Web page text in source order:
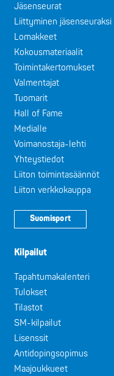
Jäsenseurat
Liittyminen jäsenseuraksi
Lomakkeet
Kokousmateriaalit
Toimintakertomukset
Valmentajat
Tuomarit
Hall of Fame
Medialle
Voimanostaja-lehti
Yhteystiedot
Liiton toimintasäännöt
Liiton verkkokauppa
Suomisport
Kilpailut
Tapahtumakalenteri
Tulokset
Tilastot
SM-kilpailut
Lisenssit
Antidopingsopimus
Maajoukkueet